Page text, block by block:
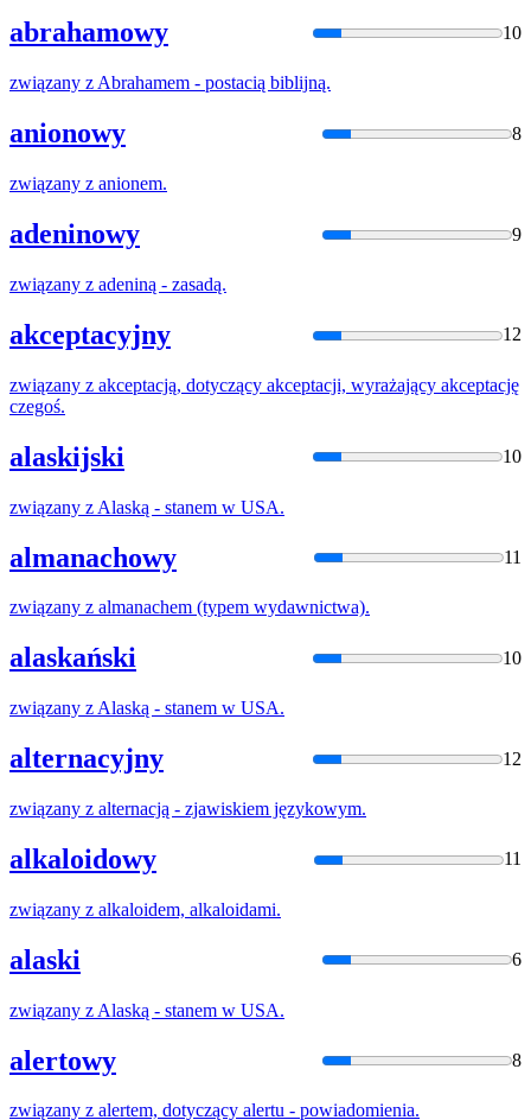
abrahamowy 10
związany z Abrahamem - postacią biblijną.
anionowy 8
związany z anionem.
adeninowy 9
związany z adeniną - zasadą.
akceptacyjny 12
związany z akceptacją, dotyczący akceptacji, wyrażający akceptację
czegoś.
alaskijski 10
związany z Alaską - stanem w USA.
almanachowy 11
związany z almanachem (typem wydawnictwa).
alaskański 10
związany z Alaską - stanem w USA.
alternacyjny 12
związany z alternacją - zjawiskiem językowym.
alkaloidowy 11
związany z alkaloidem, alkaloidami.
alaski 6
związany z Alaską - stanem w USA.
alertowy 8
związany z alertem, dotyczący alertu - powiadomienia.